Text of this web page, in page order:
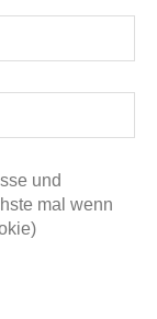
und
mal wenn